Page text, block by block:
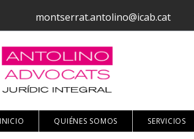
montserrat.antolino@icab.cat
INICIO QUIÉNES SOMOS SERVICIOS